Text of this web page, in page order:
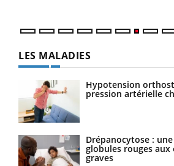
LES MALADIES
Hypotension
pression artérielle
Drépanocytose :
globules rouges aux
graves